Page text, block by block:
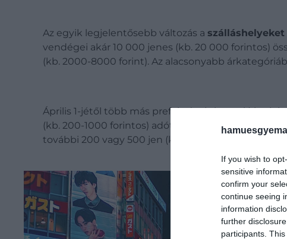
If you wish to
sensitive
confirm your
continue seeing
information
further
participants.
Az egyik legjelentősebb változás a szálláshelyeket
vendégei akár 10 000 jenes (kb. 20 000 forintos)
(kb. 2000-8000 forint). Az alacsonyabb
Április 1-jétől több más prefektúra is hasonló
(kb. 200-1000 forintos) adót kell fizetni
további 200 vagy 500 jen (kb. 400-1000 forint)